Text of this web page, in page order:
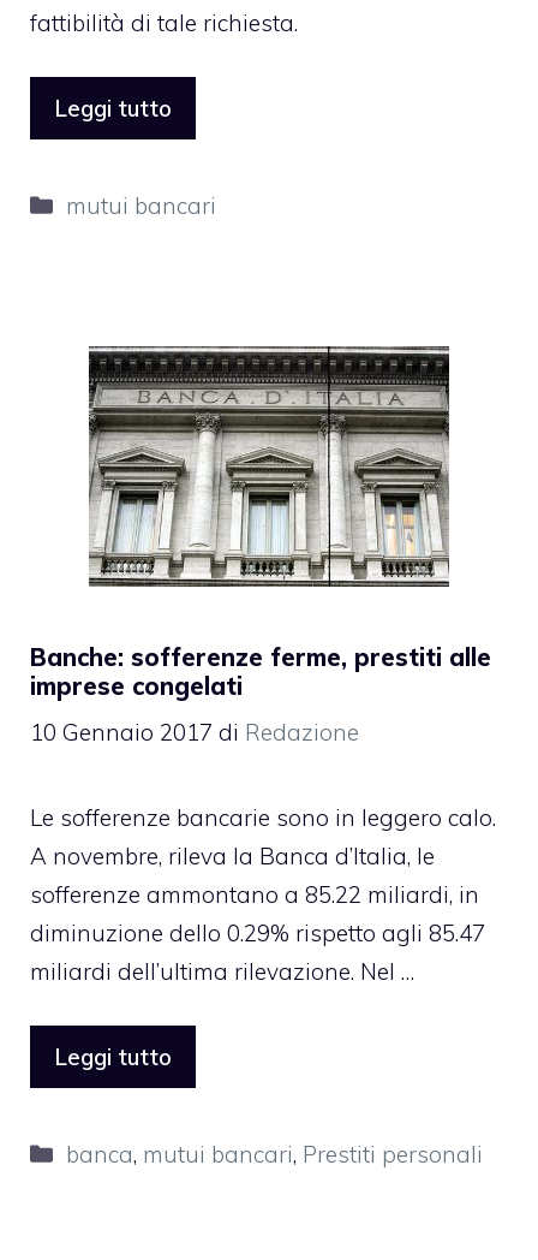
fattibilità di tale richiesta.
Leggi tutto
Categorie
mutui bancari
Banche: sofferenze ferme, prestiti alle
imprese congelati
10 Gennaio 2017 di Redazione
Le sofferenze bancarie sono in leggero calo.
A novembre, rileva la Banca d’Italia, le
sofferenze ammontano a 85.22 miliardi, in
diminuzione dello 0.29% rispetto agli 85.47
miliardi dell’ultima rilevazione. Nel …
Leggi tutto
Categorie
banca, mutui bancari, Prestiti personali